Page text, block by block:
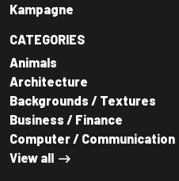
Kampagne
CATEGORIES
Animals
Architecture
Backgrounds / Textures
Business / Finance
Computer / Communication
View all